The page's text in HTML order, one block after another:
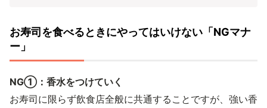
お寿司を食べるときにやってはいけない「NGマナ
ー」
NG①：香水をつけていく
お寿司に限らず飲食店全般に共通することですが、強い香